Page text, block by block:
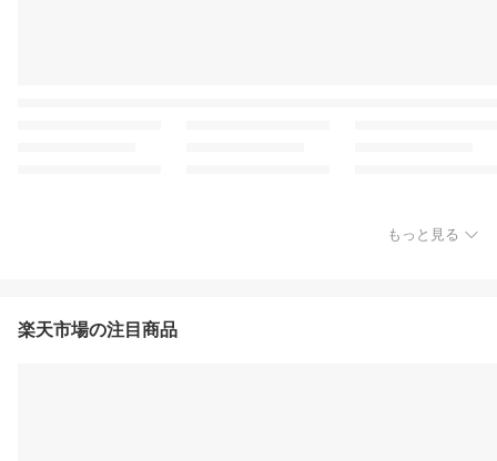
もっと見る
楽天市場の注目商品